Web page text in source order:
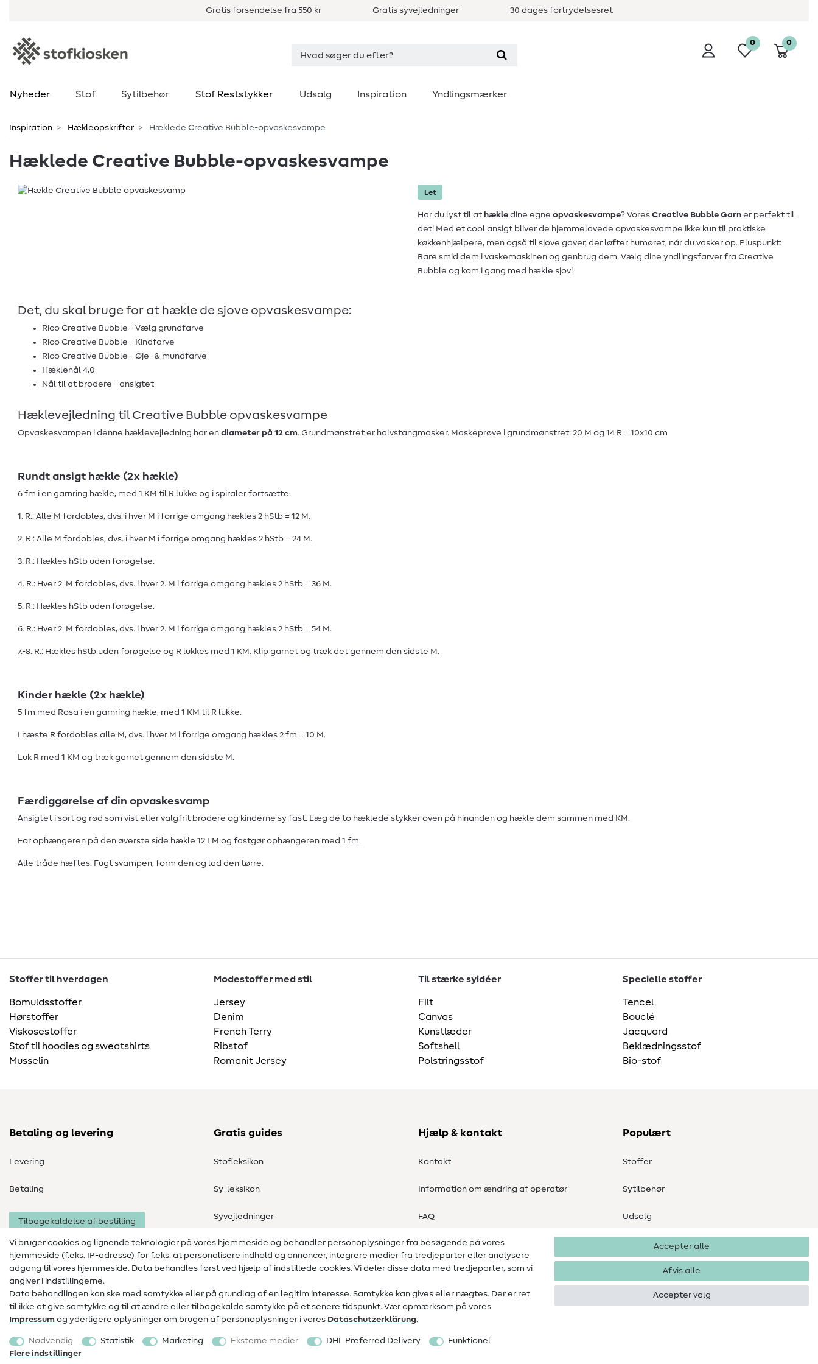
Gratis forsendelse fra 550 kr Gratis syvejledninger 30 dages fortrydelsesret
0 0
Nyheder Stof Sytilbehør Stof Reststykker Udsalg Inspiration Yndlingsmærker
Inspiration Hækleopskrifter Hæklede Creative Bubble-opvaskesvampe
Hæklede Creative Bubble-opvaskesvampe
Let
Har du lyst til at hækle dine egne opvaskesvampe? Vores Creative Bubble Garn er perfekt til
det! Med et cool ansigt bliver de hjemmelavede opvaskesvampe ikke kun til praktiske
køkkenhjælpere, men også til sjove gaver, der løfter humøret, når du vasker op. Pluspunkt:
Bare smid dem i vaskemaskinen og genbrug dem. Vælg dine yndlingsfarver fra Creative
Bubble og kom i gang med hækle sjov!
Det, du skal bruge for at hækle de sjove opvaskesvampe:
Rico Creative Bubble - Vælg grundfarve
Rico Creative Bubble - Kindfarve
Rico Creative Bubble - Øje- & mundfarve
Hæklenål 4,0
Nål til at brodere - ansigtet
Hæklevejledning til Creative Bubble opvaskesvampe
Opvaskesvampen i denne hæklevejledning har en diameter på 12 cm. Grundmønstret er halvstangmasker. Maskeprøve i grundmønstret: 20 M og 14 R = 10x10 cm
Rundt ansigt hækle (2x hækle)
6 fm i en garnring hækle, med 1 KM til R lukke og i spiraler fortsætte.
1. R.: Alle M fordobles, dvs. i hver M i forrige omgang hækles 2 hStb = 12 M.
2. R.: Alle M fordobles, dvs. i hver M i forrige omgang hækles 2 hStb = 24 M.
3. R.: Hækles hStb uden forøgelse.
4. R.: Hver 2. M fordobles, dvs. i hver 2. M i forrige omgang hækles 2 hStb = 36 M.
5. R.: Hækles hStb uden forøgelse.
6. R.: Hver 2. M fordobles, dvs. i hver 2. M i forrige omgang hækles 2 hStb = 54 M.
7.-8. R.: Hækles hStb uden forøgelse og R lukkes med 1 KM. Klip garnet og træk det gennem den sidste M.
Kinder hækle (2x hækle)
5 fm med Rosa i en garnring hækle, med 1 KM til R lukke.
I næste R fordobles alle M, dvs. i hver M i forrige omgang hækles 2 fm = 10 M.
Luk R med 1 KM og træk garnet gennem den sidste M.
Færdiggørelse af din opvaskesvamp
Ansigtet i sort og rød som vist eller valgfrit brodere og kinderne sy fast. Læg de to hæklede stykker oven på hinanden og hækle dem sammen med KM.
For ophængeren på den øverste side hækle 12 LM og fastgør ophængeren med 1 fm.
Alle tråde hæftes. Fugt svampen, form den og lad den tørre.
Stoffer til hverdagen
Bomuldsstoffer
Hørstoffer
Viskosestoffer
Stof til hoodies og sweatshirts
Musselin
Modestoffer med stil
Jersey
Denim
French Terry
Ribstof
Romanit Jersey
Til stærke syidéer
Filt
Canvas
Kunstlæder
Softshell
Polstringsstof
Specielle stoffer
Tencel
Bouclé
Jacquard
Beklædningsstof
Bio-stof
Betaling og levering
Levering
Betaling
Tilbagekaldelse af bestilling
Gratis guides
Stofleksikon
Sy-leksikon
Syvejledninger
Hjælp & kontakt
Kontakt
Information om ændring af operatør
FAQ
Fortrydelsesret
Populært
Stoffer
Sytilbehør
Udsalg
Vi bruger cookies og lignende teknologier på vores hjemmeside og behandler personoplysninger fra besøgende på vores
hjemmeside (f.eks. IP-adresse) for f.eks. at personalisere indhold og annoncer, integrere medier fra tredjeparter eller analysere
adgang til vores hjemmeside. Data behandles først ved hjælp af indstillede cookies. Vi deler disse data med tredjeparter, som vi
angiver i indstillingerne.
Data behandlingen kan ske med samtykke eller på grundlag af en legitim interesse. Samtykke kan gives eller nægtes. Der er ret
til ikke at give samtykke og til at ændre eller tilbagekalde samtykke på et senere tidspunkt. Vær opmærksom på vores
Impressum og yderligere oplysninger om brugen af personoplysninger i vores Data­schutz­erklärung.
Nødvendig Statistik Marketing Eksterne medier DHL Preferred Delivery
Funktionel
Flere indstillinger
Accepter alle
Afvis alle
Accepter valg
Impressum Databeskyttelse
AGB
Fortrydelsesret